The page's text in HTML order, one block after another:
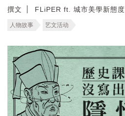
撰文 FLiPER ft. 城市美學新態度
人物故事 艺文活动